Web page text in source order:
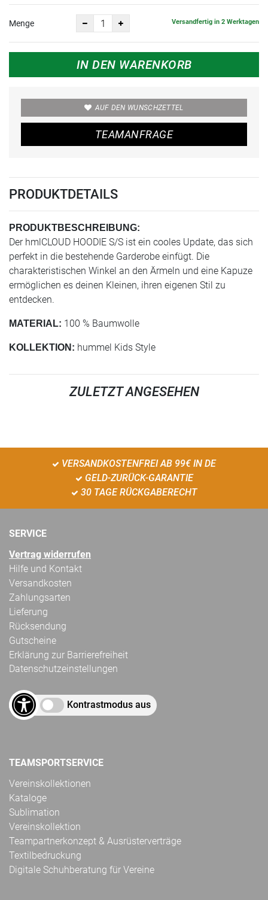
Menge Versandfertig in 2 Werktagen
IN DEN WARENKORB
AUF DEN WUNSCHZETTEL
TEAMANFRAGE
PRODUKTDETAILS
PRODUKTBESCHREIBUNG:
Der hmlCLOUD HOODIE S/S ist ein cooles Update, das sich
perfekt in die bestehende Garderobe einfügt. Die
charakteristischen Winkel an den Ärmeln und eine Kapuze
ermöglichen es deinen Kleinen, ihren eigenen Stil zu
entdecken.
MATERIAL: 100 % Baumwolle
KOLLEKTION: hummel Kids Style
ZULETZT ANGESEHEN
VERSANDKOSTENFREI AB 99€ IN DE
GELD-ZURÜCK-GARANTIE
30 TAGE RÜCKGABERECHT
SERVICE
Vertrag widerrufen
Hilfe und Kontakt
Versandkosten
Zahlungsarten
Lieferung
Rücksendung
Gutscheine
Erklärung zur Barrierefreiheit
Datenschutzeinstellungen
Kontrastmodus aus
TEAMSPORTSERVICE
Vereinskollektionen
Kataloge
Sublimation
Vereinskollektion
Teampartnerkonzept & Ausrüsterverträge
Textilbedruckung
Digitale Schuhberatung für Vereine